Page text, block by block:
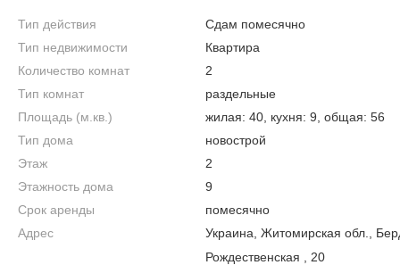
Тип действия
Сдам помесячно
Тип недвижимости
Квартира
Количество комнат
2
Тип комнат
раздельные
Площадь (м.кв.)
жилая: 40, кухня: 9, общая: 56
Тип дома
новострой
Этаж
2
Этажность дома
9
Срок аренды
помесячно
Адрес
Украина, Житомирская обл.,
Рождественская , 20